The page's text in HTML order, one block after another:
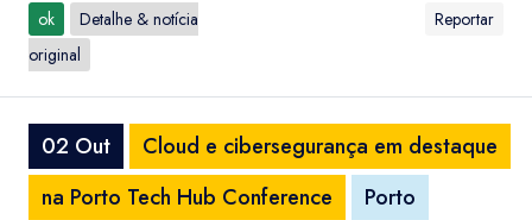
ok
Detalhe & notícia
original
Reportar
02 Out
Cloud e cibersegurança em destaque
na Porto Tech Hub Conference
Porto